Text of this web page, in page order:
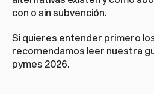
con o sin subvención.
Si quieres entender primero
recomendamos leer nuestra
pymes 2026.